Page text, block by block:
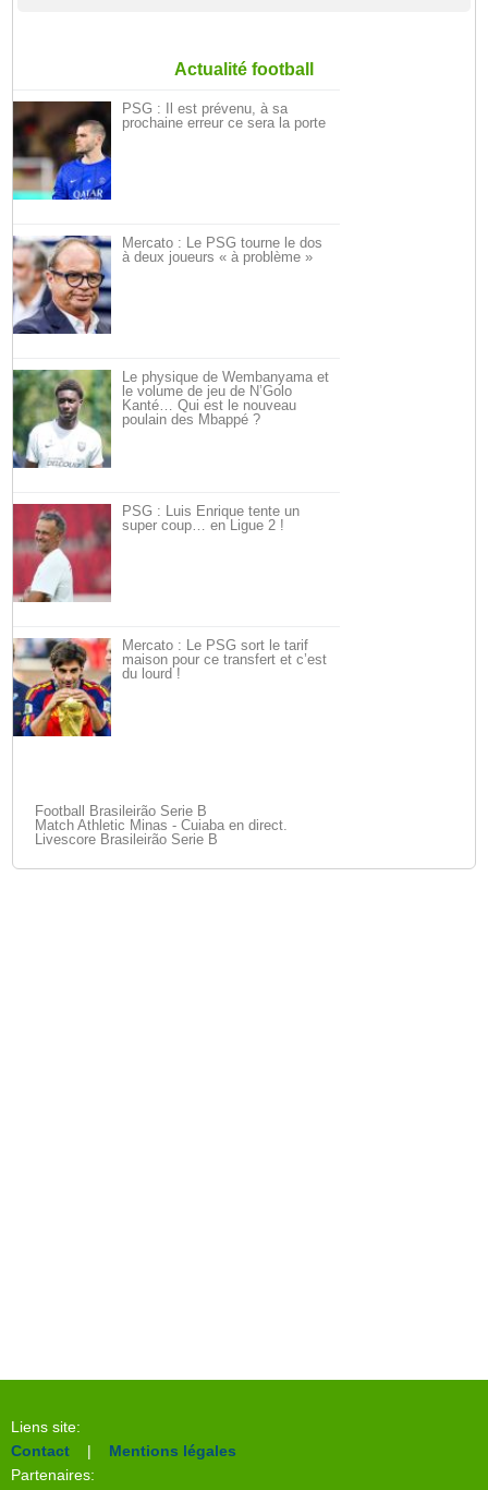
Actualité football
PSG : Il est prévenu, à sa
prochaine erreur ce sera la porte
Mercato : Le PSG tourne le dos
à deux joueurs « à problème »
Le physique de Wembanyama et
le volume de jeu de N’Golo
Kanté… Qui est le nouveau
poulain des Mbappé ?
PSG : Luis Enrique tente un
super coup… en Ligue 2 !
Mercato : Le PSG sort le tarif
maison pour ce transfert et c’est
du lourd !
Football Brasileirão Serie B
Match Athletic Minas - Cuiaba en direct.
Livescore Brasileirão Serie B
Liens site:
Contact | Mentions légales
Partenaires: